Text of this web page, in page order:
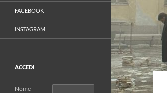
FACEBOOK
INSTAGRAM
ACCEDI
Nome